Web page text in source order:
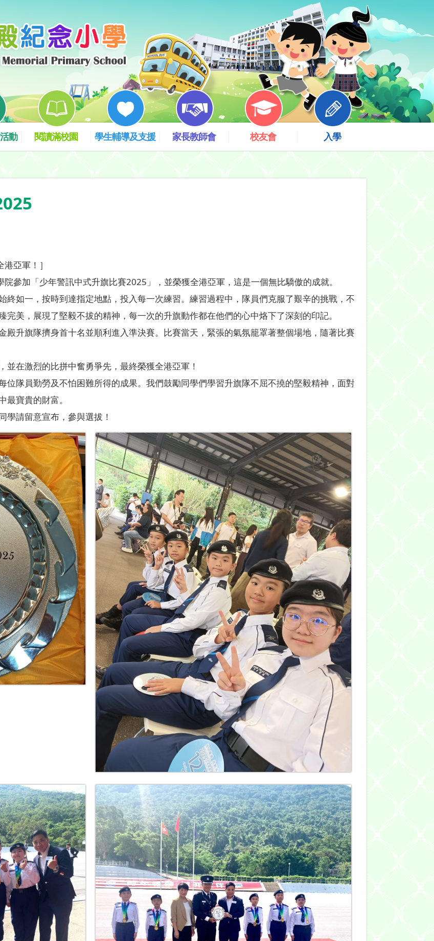
動 閱讀滿校園 學生輔導及支援 家長教師會 校友會 入學
亞軍！］
參加「少年警訊中式升旗比賽2025」，並榮獲全港亞軍，這是一個無比驕傲的成就。
終如一，按時到達指定地點，投入每一次練習。練習過程中，隊員們克服了艱辛的挑戰，不
美，展現了堅毅不拔的精神，每一次的升旗動作都在他們的心中烙下了深刻的印記。
殿升旗隊擠身首十名並順利進入準決賽。比賽當天，緊張的氣氛籠罩著整個場地，隨著比賽
在激烈的比拼中奮勇爭先，最終榮獲全港亞軍！
位隊員勤勞及不怕困難所得的成果。我們鼓勵同學們學習升旗隊不屈不撓的堅毅精神，面對
寶貴的財富。
學請留意宣布，參與選拔！